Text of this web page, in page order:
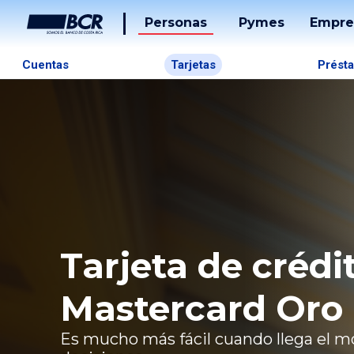
Personas
Cuentas Tarjetas
Pymes
Tucán
Tarjeta de
Mastercard Oro
Es mucho más fácil cuando llega el